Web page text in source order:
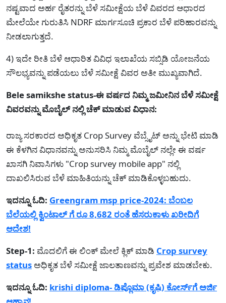
ನಷ್ಟವಾದ ಅರ್ಹ ರೈತರನ್ನು ಬೆಳೆ ಸಮೀಕ್ಷೆಯ ಬೆಳೆ ವಿವರದ ಆಧಾರದ
ಮೇಲೆಯೇ ಗುರುತಿಸಿ NDRF ಮಾರ್ಗಸೂಚಿ ಪ್ರಕಾರ ಬೆಳೆ ಪರಿಹಾರವನ್ನು
ನೀಡಲಾಗುತ್ತದೆ.
4) ಇದೇ ರೀತಿ ಬೆಳೆ ಆಧಾರಿತ ವಿವಿಧ ಇಲಾಖೆಯ ಸಬ್ಸಿಡಿ ಯೋಜನೆಯ
ಸೌಲಭ್ಯವನ್ನು ಪಡೆಯಲು ಬೆಳೆ ಸಮೀಕ್ಷೆ ವಿವರ ಅತೀ ಮುಖ್ಯವಾಗಿದೆ.
Bele samikshe status-ಈ ವರ್ಷದ ನಿಮ್ಮ ಜಮೀನಿನ ಬೆಳೆ ಸಮೀಕ್ಷೆ
ವಿವರವನ್ನು ಮೊಬೈಲ್ ನಲ್ಲಿ ಚೆಕ್ ಮಾಡುವ ವಿಧಾನ:
ರಾಜ್ಯ ಸರಕಾರದ ಅಧಿಕೃತ Crop Survey ವೆಬ್ಸೈಟ್ ಅನ್ನು ಭೇಟಿ ಮಾಡಿ
ಈ ಕೆಳಗಿನ ವಿಧಾನವನ್ನು ಅನುಸರಿಸಿ ನಿಮ್ಮ ಮೊಬೈಲ್ ನಲ್ಲೇ ಈ ವರ್ಷ
ಖಾಸಗಿ ನಿವಾಸಿಗಳು "Crop survey mobile app" ನಲ್ಲಿ
ದಾಖಲಿಸಿರುವ ಬೆಳೆ ಮಾಹಿತಿಯನ್ನು ಚೆಕ್ ಮಾಡಿಕೊಳ್ಳಬಹುದು.
ಇದನ್ನೂ ಓದಿ: Greengram msp price-2024: ಬೆಂಬಲ
ಬೆಲೆಯಲ್ಲಿ ಕ್ವಿಂಟಾಲ್ ಗೆ ರೂ 8,682 ರಂತೆ ಹೆಸರುಕಾಳು ಖರೀದಿಗೆ
ಆದೇಶ!
Step-1: ಮೊದಲಿಗೆ ಈ ಲಿಂಕ್ ಮೇಲೆ ಕ್ಲಿಕ್ ಮಾಡಿ Crop survey
status ಅಧಿಕೃತ ಬೆಳೆ ಸಮೀಕ್ಷೆ ಜಾಲತಾಣವನ್ನು ಪ್ರವೇಶ ಮಾಡಬೇಕು.
ಇದನ್ನೂ ಓದಿ: krishi diploma- ಡಿಪ್ಲೊಮಾ (ಕೃಷಿ) ಕೋರ್ಸ್‌ಗೆ ಅರ್ಜಿ